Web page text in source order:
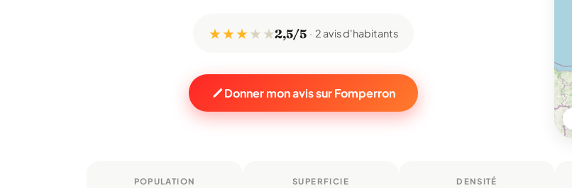
★ ★ ★★ ★2,5/5 2 avis d'habitants
Donner mon avis sur Fomperron
POPULATION SUPERFICIE DENSITÉ